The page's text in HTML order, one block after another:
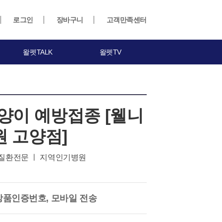
로그인 장바구니 고객만족센터
왈펫TALK 왈펫TV
이 예방접종 [웰니
고양점]
환전문 ㅣ 지역인기병원
품인증번호, 모바일 전송